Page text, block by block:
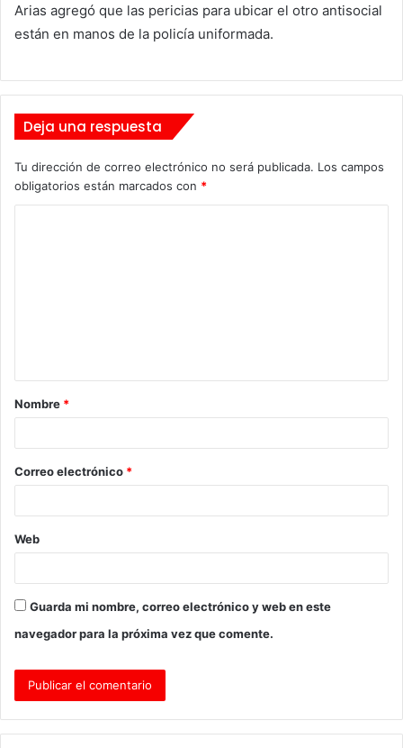
Arias agregó que las pericias para ubicar el otro antisocial
están en manos de la policía uniformada.
Deja una respuesta
Tu dirección de correo electrónico no será publicada. Los campos
obligatorios están marcados con *
a
r
*
Nombre *
Correo electrónico *
Web
Guarda mi nombre, correo electrónico y web en este
navegador para la próxima vez que comente.